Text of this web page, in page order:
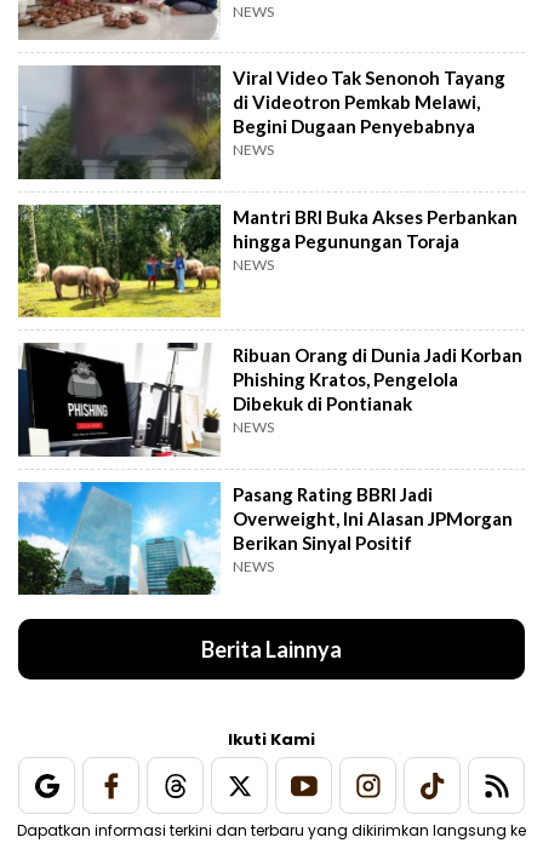
NEWS
Viral Video Tak Senonoh Tayang
di Videotron Pemkab Melawi,
Begini Dugaan Penyebabnya
NEWS
Mantri BRI Buka Akses Perbankan
hingga Pegunungan Toraja
NEWS
Ribuan Orang di Dunia Jadi Korban
Phishing Kratos, Pengelola
Dibekuk di Pontianak
NEWS
Pasang Rating BBRI Jadi
Overweight, Ini Alasan JPMorgan
Berikan Sinyal Positif
NEWS
Berita Lainnya
Ikuti Kami
Dapatkan informasi terkini dan terbaru yang dikirimkan langsung ke